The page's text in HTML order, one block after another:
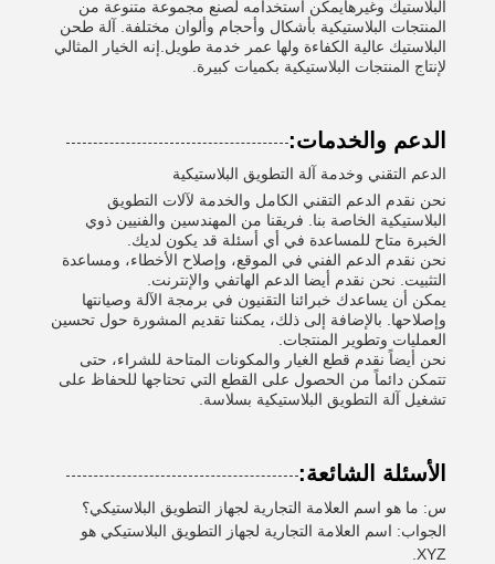
البلاستيك وغيرهايمكن استخدامه لصنع مجموعة متنوعة من
المنتجات البلاستيكية بأشكال وأحجام وألوان مختلفة. آلة طحن
البلاستيك عالية الكفاءة ولها عمر خدمة طويل.إنه الخيار المثالي
لإنتاج المنتجات البلاستيكية بكميات كبيرة.
الدعم والخدمات:
الدعم التقني وخدمة آلة التطويق البلاستيكية
نحن نقدم الدعم التقني الكامل والخدمة لآلات التطويق
البلاستيكية الخاصة بنا. فريقنا من المهندسين والفنيين ذوي
الخبرة متاح للمساعدة في أي أسئلة قد يكون لديك.
نحن نقدم الدعم الفني في الموقع، وإصلاح الأخطاء، ومساعدة
التثبيت. نحن نقدم أيضا الدعم الهاتفي والإنترنت.
يمكن أن يساعدك خبرائنا التقنيون في برمجة الآلة وصيانتها
وإصلاحها. بالإضافة إلى ذلك، يمكننا تقديم المشورة حول تحسين
العمليات وتطوير المنتجات.
نحن أيضاً نقدم قطع الغيار والمكونات المتاحة للشراء، حتى
تتمكن دائماً من الحصول على القطع التي تحتاجها للحفاظ على
تشغيل آلة التطويق البلاستيكية بسلاسة.
الأسئلة الشائعة:
س: ما هو اسم العلامة التجارية لجهاز التطويق البلاستيكي؟
الجواب: اسم العلامة التجارية لجهاز التطويق البلاستيكي هو
XYZ.